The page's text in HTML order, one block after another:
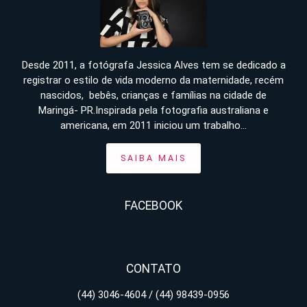
Desde 2011, a fotógrafa Jessica Alves tem se dedicado a
registrar o estilo de vida moderno da maternidade, recém
nascidos, bebês, crianças e famílias na cidade de
Maringá- PR.Inspirada pela fotografia australiana e
americana, em 2011 iniciou um trabalho...
SAIBA MAIS
FACEBOOK
CONTATO
(44) 3046-4604 / (44) 98439-0956